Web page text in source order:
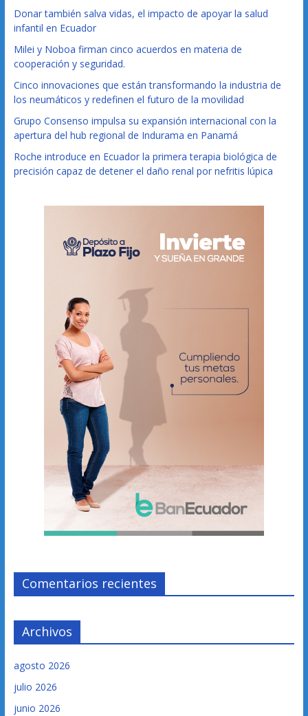
Donar también salva vidas, el impacto de apoyar la salud
infantil en Ecuador
Milei y Noboa firman cinco acuerdos en materia de
cooperación y seguridad.
Cinco innovaciones que están transformando la industria de
los neumáticos y redefinen el futuro de la movilidad
Grupo Consenso impulsa su expansión internacional con la
apertura del hub regional de Indurama en Panamá
Roche introduce en Ecuador la primera terapia biológica de
precisión capaz de detener el daño renal por nefritis lúpica
Comentarios recientes
Archivos
agosto 2026
julio 2026
junio 2026